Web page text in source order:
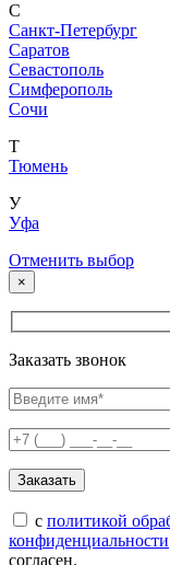
С
Санкт-Петербург
Саратов
Севастополь
Симферополь
Сочи
Т
Тюмень
У
Уфа
Отменить выбор
×
Заказать звонок
с политикой
конфиденциальности
согласен.